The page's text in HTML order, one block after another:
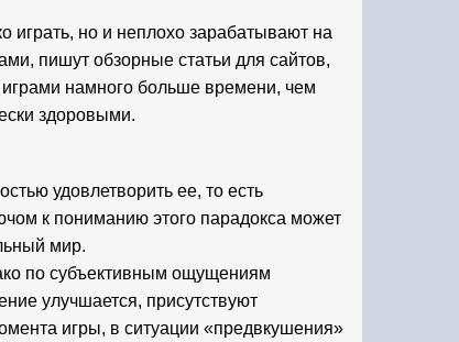
играть, но и неплохо зарабатывают на
пишут обзорные статьи для сайтов,
играми намного больше времени, чем
здоровыми.
удовлетворить ее, то есть
к пониманию этого парадокса может
мир.
по субъективным ощущениям
улучшается, присутствуют
игры, в ситуации «предвкушения»